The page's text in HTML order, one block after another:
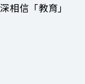
相信「教育」